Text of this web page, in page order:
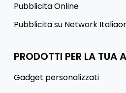
Pubblicita Online
Pubblicita su Network
PRODOTTI PER LA TUA
Gadget personalizzati